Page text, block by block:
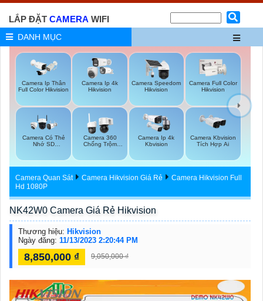
LẮP ĐẶT CAMERA WIFI
DANH MỤC
Camera Ip Thân
Full Color Hikvision
Camera Ip 4k
Hikvision
Camera Speedom
Hikvision
Camera Full Color
Hikvision
Camera Có Thẻ
Nhớ SD
Camera 360
Chống Trộm
Camera Ip 4k
Kbvision
Camera Kbvision
Tích Hợp Ai
Camera Quan Sát Camera Hikvision Giá Rẻ
Camera Hikvision Full
Hd 1080P
NK42W0 Camera Giá Rẻ Hikvision
Thương hiệu: Hikvision
Ngày đăng: 11/13/2023 2:20:44 PM
8,850,000 ₫ 9,050,000 ₫